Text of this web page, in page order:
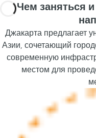
n
d
m
Чем заняться
Джакарта предлагает
Азии, сочетающий
современную
местом для